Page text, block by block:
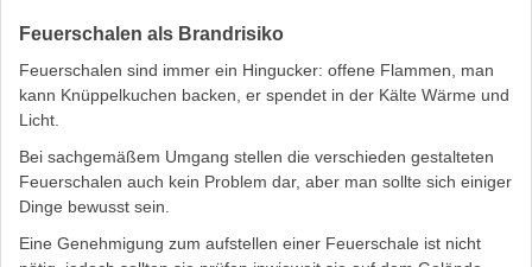
Feuerschalen als Brandrisiko
Feuerschalen sind immer ein Hingucker: offene Flammen, man
kann Knüppelkuchen backen, er spendet in der Kälte Wärme und
Licht.
Bei sachgemäßem Umgang stellen die verschieden gestalteten
Feuerschalen auch kein Problem dar, aber man sollte sich einiger
Dinge bewusst sein.
Eine Genehmigung zum aufstellen einer Feuerschale ist nicht